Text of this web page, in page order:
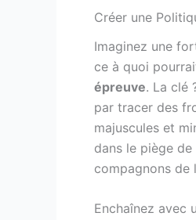
Créer une
Imaginez une
ce à quoi
épreuve. La clé
par tracer des
majuscules et
dans le piège
compagnons de
Enchaînez avec